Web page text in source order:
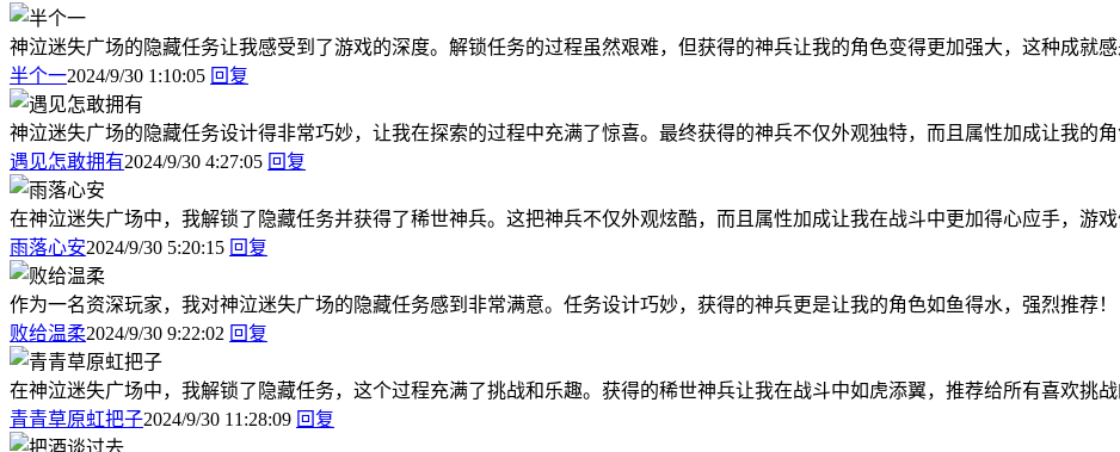
神泣迷失广场的隐藏任务让我感受到了游戏的深度。解锁任务的过程虽然艰难，但获得的神兵让我的角色变得更加强大，这种成就感
半个一2024/9/30 1:10:05 回复
神泣迷失广场的隐藏任务设计得非常巧妙，让我在探索的过程中充满了惊喜。最终获得的神兵不仅外观独特，而且属性加成让我的角
遇见怎敢拥有2024/9/30 4:27:05 回复
在神泣迷失广场中，我解锁了隐藏任务并获得了稀世神兵。这把神兵不仅外观炫酷，而且属性加成让我在战斗中更加得心应手，游戏
雨落心安2024/9/30 5:20:15 回复
作为一名资深玩家，我对神泣迷失广场的隐藏任务感到非常满意。任务设计巧妙，获得的神兵更是让我的角色如鱼得水，强烈推荐！
败给温柔2024/9/30 9:22:02 回复
在神泣迷失广场中，我解锁了隐藏任务，这个过程充满了挑战和乐趣。获得的稀世神兵让我在战斗中如虎添翼，推荐给所有喜欢挑战
青青草原虹把子2024/9/30 11:28:09 回复